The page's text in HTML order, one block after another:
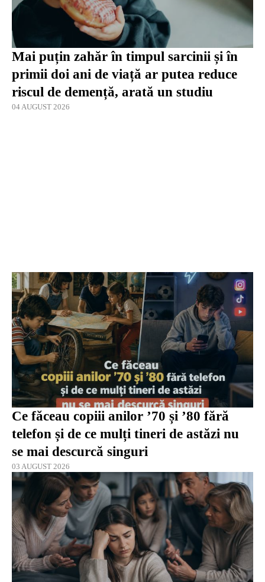
Mai puțin zahăr în timpul sarcinii și în
primii doi ani de viață ar putea reduce
riscul de demență, arată un studiu
04 AUGUST 2026
Ce făceau copiii anilor ’70 și ’80 fără
telefon și de ce mulți tineri de astăzi nu
se mai descurcă singuri
03 AUGUST 2026